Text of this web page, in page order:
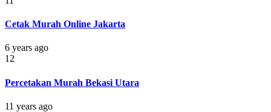
Cetak Murah Online Jakarta
6 years ago
12
Percetakan Murah Bekasi Utara
11 years ago